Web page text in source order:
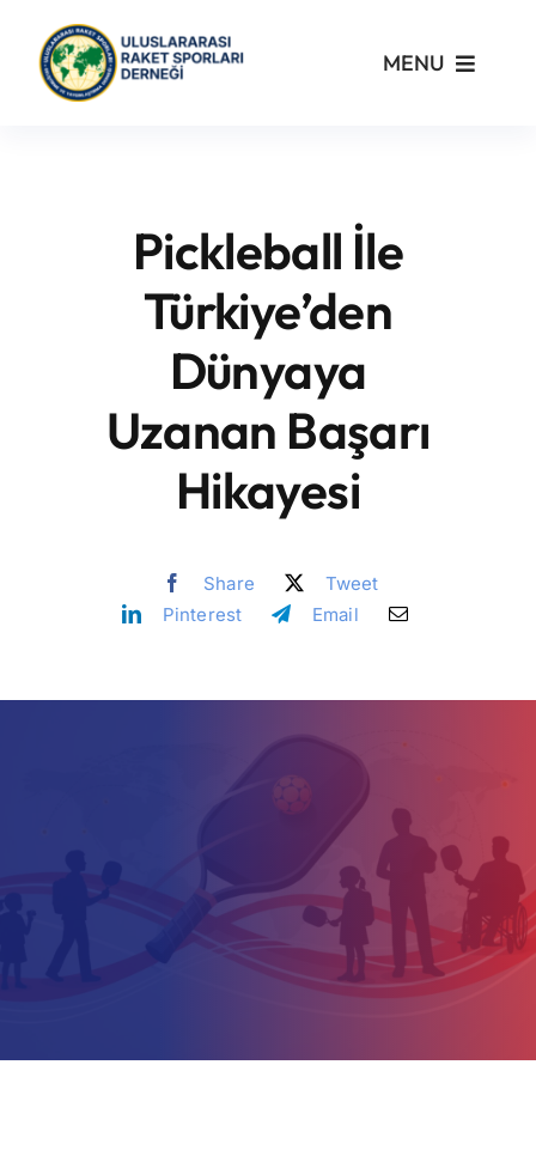
content
MENU
Branşlar
Pickleball İle
Türkiye’den
Dünyaya
Uzanan Başarı
Hikayesi
Share
Tweet
Pinterest
Email